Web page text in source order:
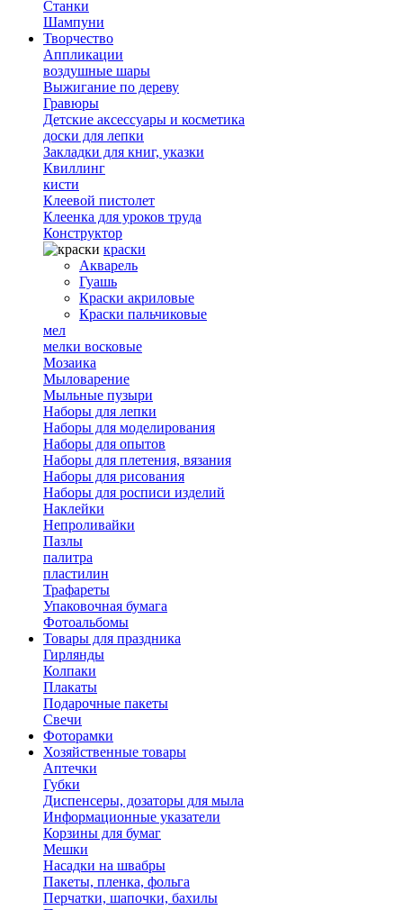
Станки
Шампуни
Творчество
Аппликации
воздушные шары
Выжигание по дереву
Гравюры
Детские аксессуары и косметика
доски для лепки
Закладки для книг, указки
Квиллинг
кисти
Клеевой пистолет
Клеенка для уроков труда
Конструктор
краски
Акварель
Гуашь
Краски акриловые
Краски пальчиковые
мел
мелки восковые
Мозаика
Мыловарение
Мыльные пузыри
Наборы для лепки
Наборы для моделирования
Наборы для опытов
Наборы для плетения, вязания
Наборы для рисования
Наборы для росписи изделий
Наклейки
Непроливайки
Пазлы
палитра
пластилин
Трафареты
Упаковочная бумага
Фотоальбомы
Товары для праздника
Гирлянды
Колпаки
Плакаты
Подарочные пакеты
Свечи
Фоторамки
Хозяйственные товары
Аптечки
Губки
Диспенсеры, дозаторы для мыла
Информационные указатели
Корзины для бумаг
Мешки
Насадки на швабры
Пакеты, пленка, фольга
Перчатки, шапочки, бахилы